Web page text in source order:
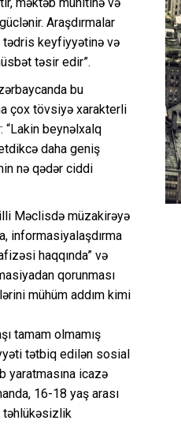
Araşdırmalar
tədris keyfiyyətinə və
təsir edir”.
bu
çox tövsiyə xarakterli
“Lakin beynəlxalq
daha geniş
nə qədər ciddi
Məclisdə müzakirəyə
informasiyalaşdırma
haqqında” və
qorunması
mühüm addım kimi
tamam olmamış
tətbiq edilən sosial
yaratmasına icazə
16-18 yaş arası
təhlükəsizlik